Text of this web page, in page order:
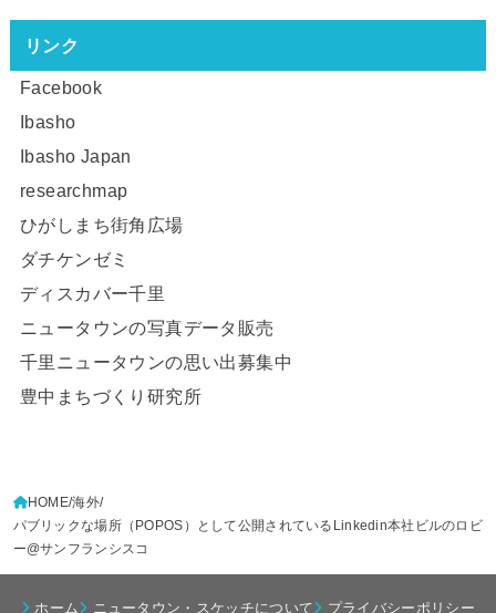
リンク
Facebook
Ibasho
Ibasho Japan
researchmap
ひがしまち街角広場
ダチケンゼミ
ディスカバー千里
ニュータウンの写真データ販売
千里ニュータウンの思い出募集中
豊中まちづくり研究所
HOME 海外
パブリックな場所（POPOS）として公開されているLinkedin本社ビルのロビ
ー@サンフランシスコ
ホーム ニュータウン・スケッチについて プライバシーポリシー